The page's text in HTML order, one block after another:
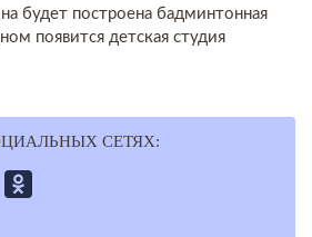
будет построена бадминтонная
появится детская студия
СЕТЯХ: